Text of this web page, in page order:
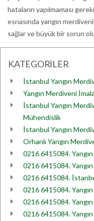
hataların yapılmaması
esnasında yangın
sağlar ve büyük bir sorun
KATEGORİLER
İstanbul Yangın
Yangın Merdiveni
İstanbul Yangın
Mühendislik
İstanbul Yangın
Orhanlı Yangın
0216 6415084.
0216 6415084.
0216 6415084.
0216 6415084.
0216 6415084.
0216 6415084.